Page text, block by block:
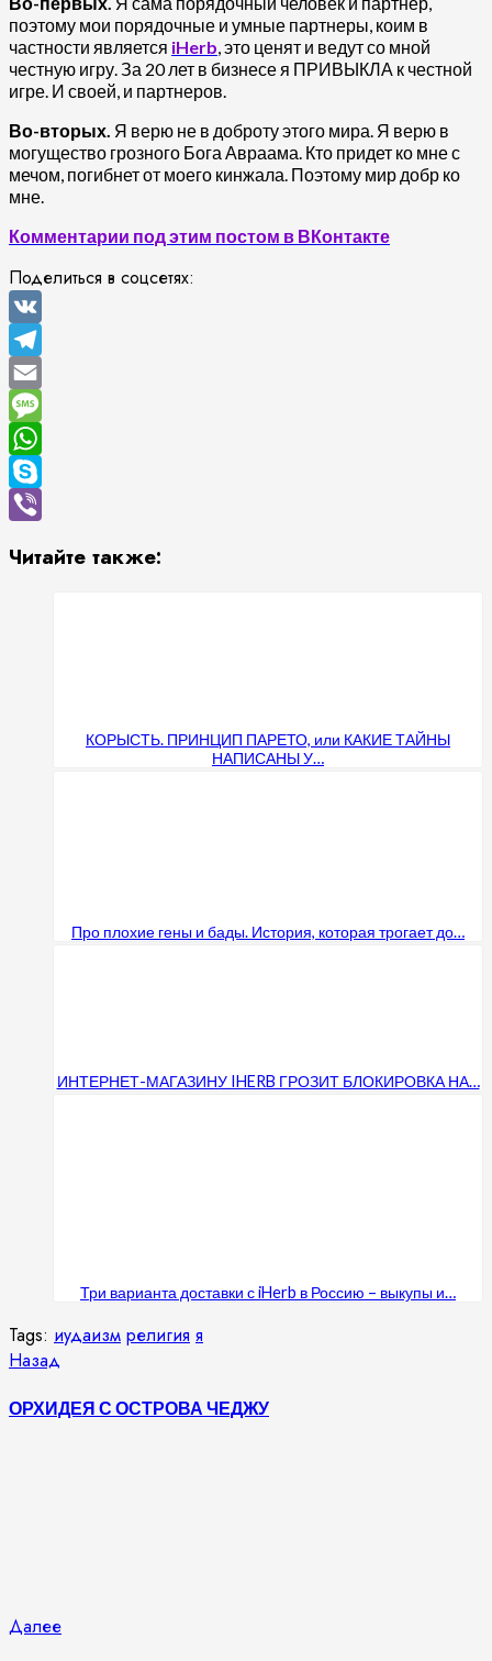
поэтому мои порядочные и умные партнеры, коим в
частности является iHerb, это ценят и ведут со мной
честную игру. За 20 лет в бизнесе я ПРИВЫКЛА к честной
игре. И своей, и партнеров.
Во-вторых. Я верю не в доброту этого мира. Я верю в
могущество грозного Бога Авраама. Кто придет ко мне с
мечом, погибнет от моего кинжала. Поэтому мир добр ко
мне.
Комментарии под этим постом в ВКонтакте
Поделиться в соцсетях:
VK
Telegram
Email
Message
WhatsApp
Skype
Читайте также:
КОРЫСТЬ. ПРИНЦИП ПАРЕТО, или КАКИЕ ТАЙНЫ
НАПИСАНЫ У…
Про плохие гены и бады. История, которая трогает до…
ИНТЕРНЕТ-МАГАЗИНУ IHERB ГРОЗИТ БЛОКИРОВКА НА…
Три варианта доставки с iHerb в Россию – выкупы и…
Tags: иудаизм религия я
Продолжить
чтение
Назад
ОРХИДЕЯ С ОСТРОВА ЧЕДЖУ
ДалееСледующая